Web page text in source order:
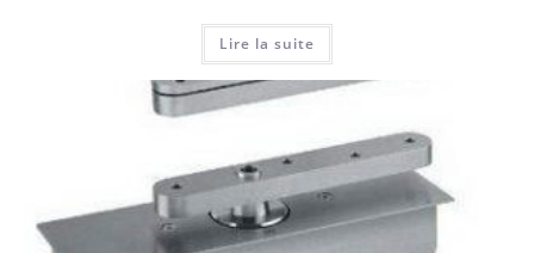
Lire la suite